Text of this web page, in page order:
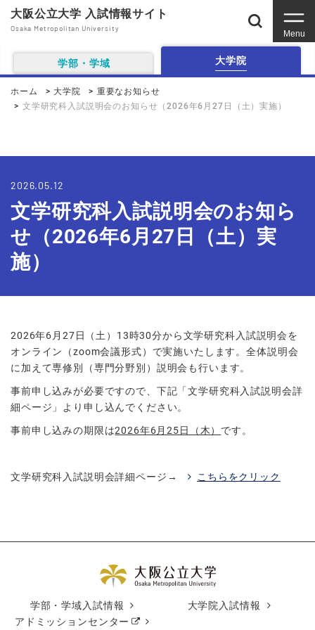
大阪公立大学 入試情報サイト
Osaka Metropolitan University
Menu
学部・学域 大学院
ホーム 大学院
重要なお知らせ
文学研究科入試説明会のお知らせ（2026年6月27日（土）実施）
2026.05.12
文学研究科入試説明会のお知ら
せ（2026年6月27日（土）実
施）
2026年6月27日（土）13時30分から文学研究科入試説明会を
オンライン（zoom会議形式）で実施いたします。全体説明会
に加えて専修別（専門分野別）説明会も行います。
事前申し込みが必要ですので、下記「文学研究科入試説明会詳
細ページ」より申し込んでください。
事前申し込みの期限は2026年6月25日（木） です。
文学研究科入試説明会詳細ページ→ こちらをクリック
学部・学域入試情報
大学院入試情報
アドミッションセンター